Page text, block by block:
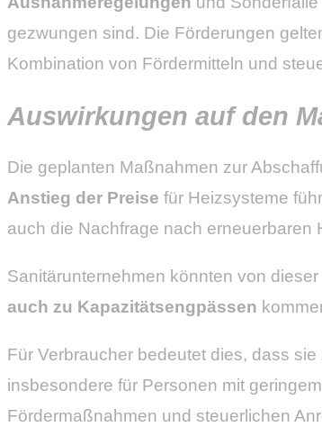
gezwungen sind. Die Förderungen
Kombination von Fördermitteln und
Auswirkungen auf den
Die geplanten Maßnahmen zur
Anstieg der Preise für Heizsysteme
auch die Nachfrage nach
Sanitärunternehmen könnten von
auch zu Kapazitätsengpässen
Für Verbraucher bedeutet dies, dass sie
insbesondere für Personen mit
Fördermaßnahmen und steuerlichen